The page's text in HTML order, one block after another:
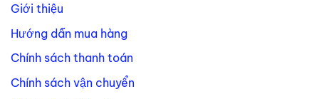
Giới thiệu
Hướng dẫn mua hàng
Chính sách thanh toán
Chính sách vận chuyển